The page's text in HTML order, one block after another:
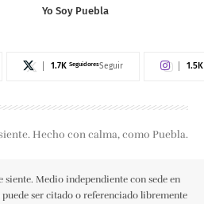
Yo Soy Puebla
1.7K SeguidoresSeguir 1.5K
Hecho con calma, como Puebla.
siente. Medio independiente con sede en
ser citado o referenciado libremente